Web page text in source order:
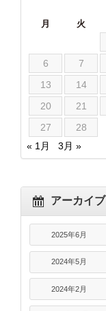
月 火
6
7
13
14
20
21
27
28
« 1月
3月 »
アーカイブ
2025年6月
2024年5月
2024年2月